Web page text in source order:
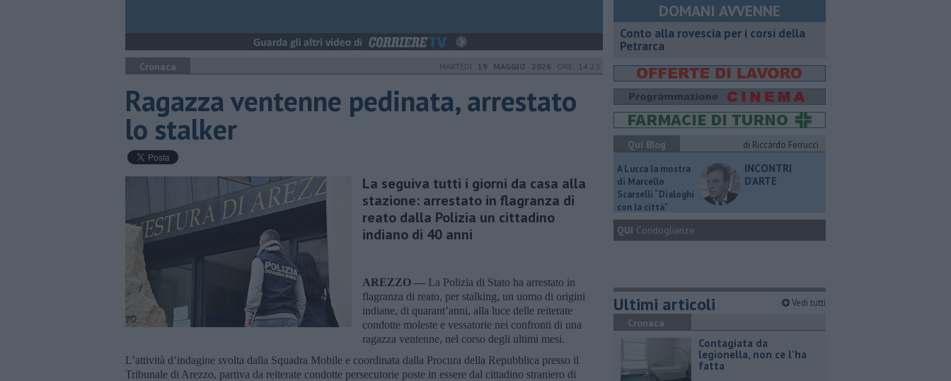
Cronaca MARTEDÌ 19 MAGGIO 2026 ORE 14:23
Ragazza ventenne pedinata, arrestato
lo stalker
La seguiva tutti i giorni da casa alla
stazione: arrestato in flagranza di
reato dalla Polizia un cittadino
indiano di 40 anni
AREZZO — La Polizia di Stato ha arrestato in
flagranza di reato, per stalking, un uomo di origini
indiane, di quarant’anni, alla luce delle reiterate
condotte moleste e vessatorie nei confronti di una
ragazza ventenne, nel corso degli ultimi mesi.
L’attività d’indagine svolta dalla Squadra Mobile e coordinata dalla Procura della Repubblica presso il
Tribunale di Arezzo, partiva da reiterate condotte persecutorie poste in essere dal cittadino straniero di
DOMANI AVVENNE
​Conto alla rovescia per i corsi della
Petrarca
Qui Blog
di Riccardo Ferrucci
A Lucca la mostra
di Marcello
Scarselli “Dialoghi
con la città"
INCONTRI
D'ARTE
QUI Condoglianze
Ultimi articoli Vedi tutti
Cronaca
Contagiata da
legionella, non ce l'ha
fatta